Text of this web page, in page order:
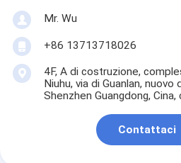
Mr. Wu
+86 13713718026
4F, A di costruzione,
Niuhu, via di Guanlan,
Shenzhen Guangdong,
Contattaci